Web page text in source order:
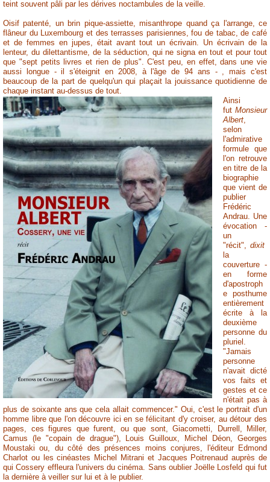
teint souvent pâli par les dérives noctambules de la veille.
Oisif patenté, un brin pique-assiette, misanthrope quand ça l'arrange, ce
flâneur du Luxembourg et des terrasses parisiennes, fou de tabac, de café
et de femmes en jupes, était avant tout un écrivain. Un écrivain de la
lenteur, du dilettantisme, de la séduction, qui ne signa en tout et pour tout
que "sept petits livres et rien de plus". C'est peu, en effet, dans une vie
aussi longue - il s'éteignit en 2008, à l'âge de 94 ans - , mais c'est
beaucoup de la part de quelqu'un qui plaçait la jouissance quotidienne de
chaque instant au-dessus de tout.
Ainsi
fut Monsieur
Albert
selon
l'admirative
formule que
l'on retrouve
en titre de la
biographie
que vient de
publier
Frédéric
Andrau. Une
évocation -
un
"récit", dixit
la
couverture -
en forme
d'apostroph
e posthume
entièrement
écrite à la
deuxième
personne du
pluriel.
"Jamais
personne
n'avait dicté
vos faits et
gestes et ce
n'était pas à
plus de soixante ans que cela allait commencer." Oui, c'est le portrait d'un
homme libre que l'on découvre ici en se félicitant d'y croiser, au détour des
pages, ces figures que furent, ou que sont, Giacometti, Durrell, Miller,
Camus (le "copain de drague"), Louis Guilloux, Michel Déon, Georges
Moustaki ou, du côté des présences moins conjures, l'éditeur Edmond
Charlot ou les cinéastes Michel Mitrani et Jacques Poitrenaud auprès de
qui Cossery effleura l'univers du cinéma. Sans oublier Joëlle Losfeld qui fut
la dernière à veiller sur lui et à le publier.